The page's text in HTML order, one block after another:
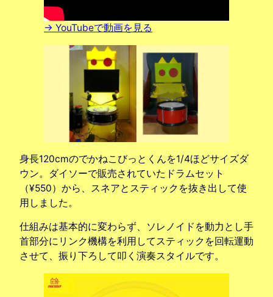
→ YouTubeで動画を見る
身長120cmのでかねこびっとくんを1/4ほどサイズダ
ウン。ダイソーで販売されていたドラムセット
（¥550）から、スネアとスティックを抜き出して使
用しました。
仕組みは基本的に変わらず、ソレノイドを動力とし手
首部分にリンク機構を利用してスティックを回転運動
させて、振り下ろして叩く演奏スタイルです。